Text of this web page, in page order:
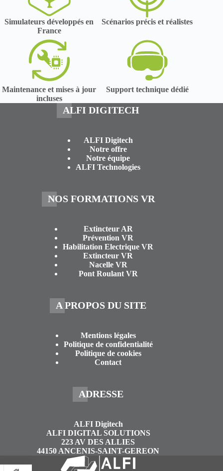
Simulateurs développés en
France
Scénarios précis et réalistes
Maintenance et mises à jour
incluses
Support technique dédié
ALFI DIGITECH
ALFI Digitech
Notre offre
Notre équipe
ALFI Technologies
NOS FORMATIONS VR
Extincteur AR
Prévention VR
Habilitation Electrique VR
Extincteur VR
Nacelle VR
Pont Roulant VR
A PROPOS DU SITE
Mentions légales
Politique de confidentialité
Politique de cookies
Contact
ADRESSE
ALFI Digitech
ALFI DIGITAL SOLUTIONS
223 AV DES ALLIES
44150 ANCENIS-SAINT-GEREON